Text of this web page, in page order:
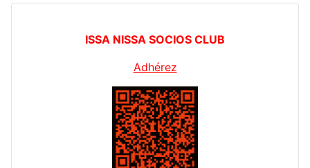
ISSA NISSA SOCIOS CLUB
Adhérez